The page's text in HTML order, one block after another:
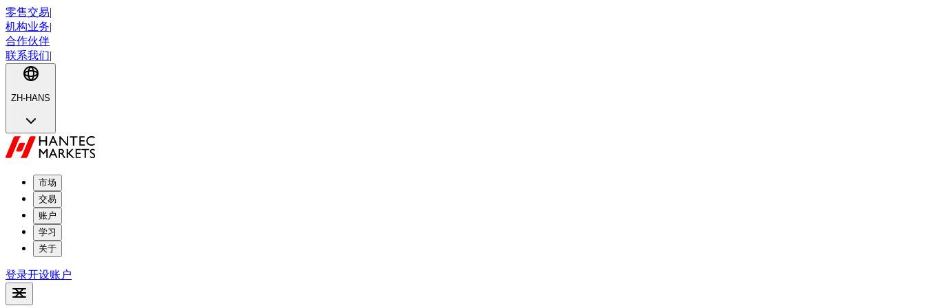
零售交易|
机构业务|
合作伙伴
联系我们|
ZH-HANS
市场
交易
账户
学习
关于
登录开设账户